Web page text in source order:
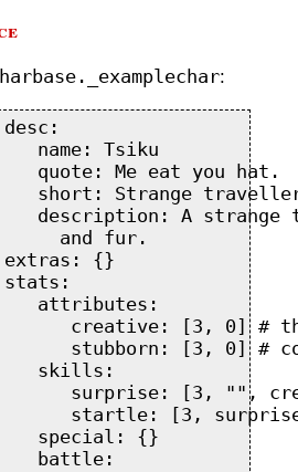
:
desc:
   name: Tsiku
   quote: Me eat you hat.
short: Strange
description: A strange
     and fur.
extras: {}
stats:
   attributes:
creative: [3, 0] #
stubborn: [3, 0] #
   skills:
surprise: [3, "",
startle: [3,
   special: {}
   battle: